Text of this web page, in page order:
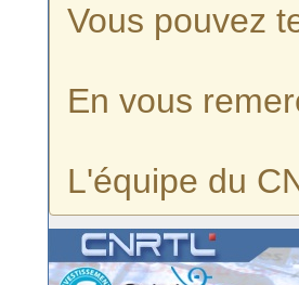
Vous pouvez
En vous
L'équipe du